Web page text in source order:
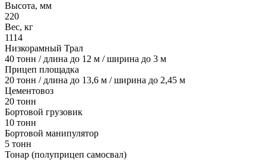
Высота, мм
220
Вес, кг
1114
Низкорамный Трал
40 тонн / длина до 12 м / ширина до 3 м
Прицеп площадка
20 тонн / длина до 13,6 м / ширина до 2,45 м
Цементовоз
20 тонн
Бортовой грузовик
10 тонн
Бортовой манипулятор
5 тонн
Тонар (полуприцеп самосвал)